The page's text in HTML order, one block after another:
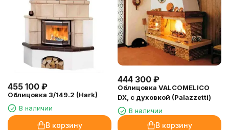
455 100 ₽
Облицовка 3/149.2 (Hark)
В наличии
В корзину
444 300 ₽
Облицовка VALCOMELICO
DX, с духовкой (Palazzetti)
В наличии
В корзину